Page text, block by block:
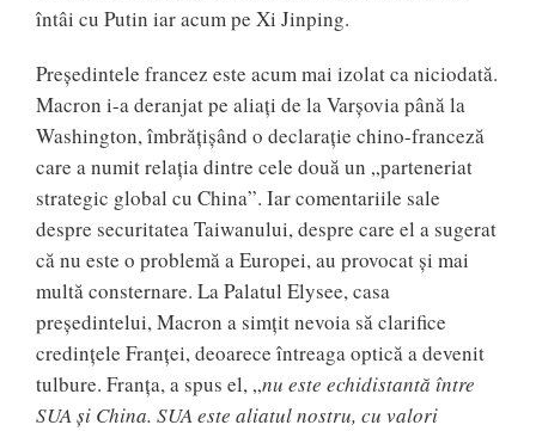
întâi cu Putin iar acum pe Xi Jinping.
Președintele francez este acum mai izolat ca niciodată.
Macron i-a deranjat pe aliați de la Varșovia până la
Washington, îmbrățișând o declarație chino-franceză
care a numit relația dintre cele două un „parteneriat
strategic global cu China”. Iar comentariile sale
despre securitatea Taiwanului, despre care el a sugerat
că nu este o problemă a Europei, au provocat și mai
multă consternare. La Palatul Elysee, casa
președintelui, Macron a simțit nevoia să clarifice
credințele Franței, deoarece întreaga optică a devenit
tulbure. Franța, a spus el, „nu este echidistantă între
SUA și China. SUA este aliatul nostru, cu valori